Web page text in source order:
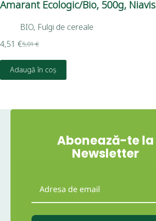
Amarant Ecologic/Bio, 500g, Niavis
BIO, Fulgi de cereale
5,01€
4,51 €
Adaugă în coș
Abonează-te la
Newsletter